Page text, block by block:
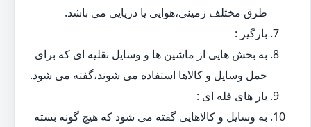
طرق مختلف زمینی،هوایی یا دریایی می باشد.
بارگیر :
به بخش هایی از ماشین ها و وسایل نقلیه ای که برای
حمل وسایل و کالاها استفاده می شوند،گفته می شود.
بار های فله ای :
به وسایل و کالاهایی گفته می شود که هیچ گونه بسته